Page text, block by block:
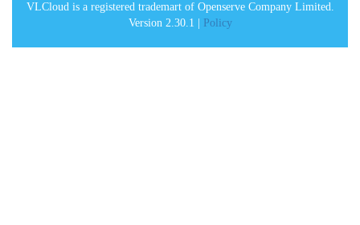
VLCloud is a registered trademart of Openserve Company Limited.
Version 2.30.1 |
Policy